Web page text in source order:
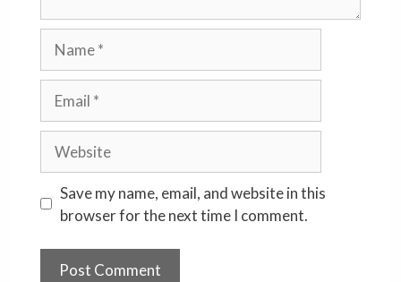
Save my name, email, and website in this
browser for the next time I comment.